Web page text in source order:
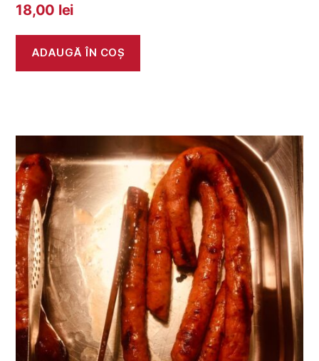
18,00 lei
ADAUGĂ ÎN COȘ